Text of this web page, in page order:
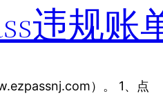
违规账
）。 1、点